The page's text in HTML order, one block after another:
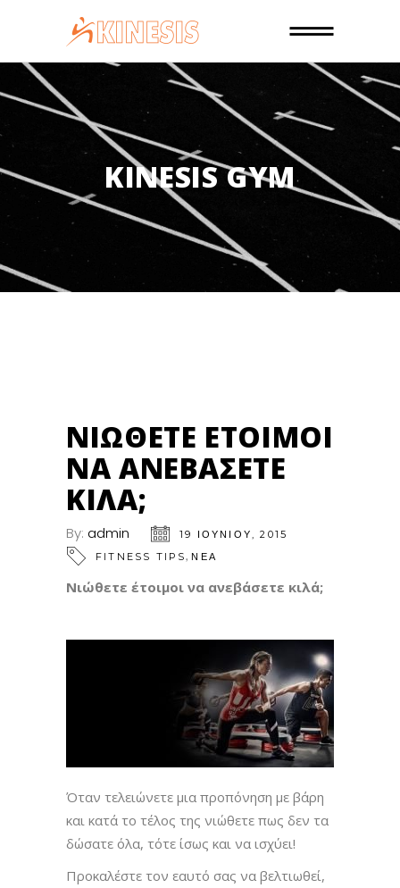
KINESIS GYM
ΝΙΏΘΕΤΕ ΈΤΟΙΜΟΙ
ΝΑ ΑΝΕΒΆΣΕΤΕ
ΚΙΛΆ;
By: admin
19 ΙΟΥΝΊΟΥ, 2015
FITNESS TIPS,ΝΕΑ
Νιώθετε έτοιμοι να ανεβάσετε κιλά;
Όταν τελειώνετε μια προπόνηση με βάρη
και κατά το τέλος της νιώθετε πως δεν τα
δώσατε όλα, τότε ίσως και να ισχύει!
Προκαλέστε τον εαυτό σας να βελτιωθεί,